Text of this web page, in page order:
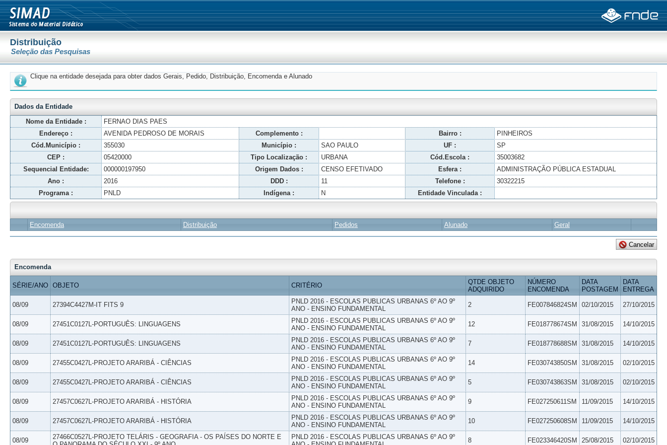
Distribuição
Seleção das Pesquisas
Clique na entidade desejada para obter dados Gerais, Pedido, Distribuição, Encomenda e Alunado
Dados da Entidade
Nome da Entidade :
FERNAO DIAS PAES
Endereço :
AVENIDA PEDROSO DE MORAIS Complemento : Bairro :
PINHEIROS
Cód.Município :
355030 Município : SAO PAULO UF :
SP
CEP :
05420000 Tipo Localização : URBANA Cód.Escola :
35003682
Sequencial Entidade:
000000197950 Origem Dados : CENSO EFETIVADO Esfera :
ADMINISTRAÇÃO PÚBLICA ESTADUAL
Ano :
2016 DDD : 11 Telefone :
30322215
Programa :
PNLD Indígena : N Entidade Vinculada :
Encomenda Distribuição Pedidos Alunado Geral
Encomenda
SÉRIE/ANO OBJETO CRITÉRIO
QTDE OBJETO
ADQUIRIDO
NÚMERO
ENCOMENDA
DATA
POSTAGEM
DATA
ENTREGA
08/09 27394C4427M-IT FITS 9
PNLD 2016 - ESCOLAS PUBLICAS URBANAS 6º AO 9º
ANO - ENSINO FUNDAMENTAL
2 FE007846824SM 02/10/2015 27/10/2015
08/09 27451C0127L-PORTUGUÊS: LINGUAGENS
PNLD 2016 - ESCOLAS PUBLICAS URBANAS 6º AO 9º
ANO - ENSINO FUNDAMENTAL
12 FE018778674SM 31/08/2015 14/10/2015
08/09 27451C0127L-PORTUGUÊS: LINGUAGENS
PNLD 2016 - ESCOLAS PUBLICAS URBANAS 6º AO 9º
ANO - ENSINO FUNDAMENTAL
7 FE018778688SM 31/08/2015 14/10/2015
08/09 27455C0427L-PROJETO ARARIBÁ - CIÊNCIAS
PNLD 2016 - ESCOLAS PUBLICAS URBANAS 6º AO 9º
ANO - ENSINO FUNDAMENTAL
14 FE030743850SM 31/08/2015 02/10/2015
08/09 27455C0427L-PROJETO ARARIBÁ - CIÊNCIAS
PNLD 2016 - ESCOLAS PUBLICAS URBANAS 6º AO 9º
ANO - ENSINO FUNDAMENTAL
5 FE030743863SM 31/08/2015 02/10/2015
08/09 27457C0627L-PROJETO ARARIBÁ - HISTÓRIA
PNLD 2016 - ESCOLAS PUBLICAS URBANAS 6º AO 9º
ANO - ENSINO FUNDAMENTAL
9 FE027250611SM 11/09/2015 14/10/2015
08/09 27457C0627L-PROJETO ARARIBÁ - HISTÓRIA
PNLD 2016 - ESCOLAS PUBLICAS URBANAS 6º AO 9º
ANO - ENSINO FUNDAMENTAL
10 FE027250608SM 11/09/2015 14/10/2015
08/09
27466C0527L-PROJETO TELÁRIS - GEOGRAFIA - OS PAÍSES DO NORTE E
PNLD 2016 - ESCOLAS PUBLICAS URBANAS 6º AO 9º
8 FE023346420SM 25/08/2015 02/10/2015